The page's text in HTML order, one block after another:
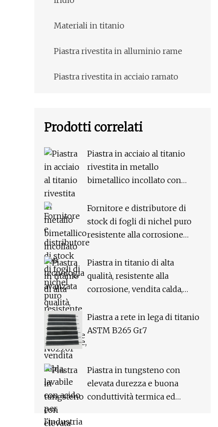
Materiali in titanio
Piastra rivestita in alluminio rame
Piastra rivestita in acciaio ramato
Prodotti correlati
Piastra in acciaio al titanio
rivestita in metallo
bimetallico incollato con
Fornitore e distributore di
stock di fogli di nichel puro
resistente alla corrosione
N02201
Piastra in titanio di alta
qualità, resistente alla
corrosione, vendita calda,
l'industria
Piastra a rete in lega di titanio
ASTM B265 Gr7
Piastra in tungsteno con
elevata durezza e buona
conduttività termica ed